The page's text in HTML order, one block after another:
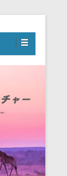
ンチャー